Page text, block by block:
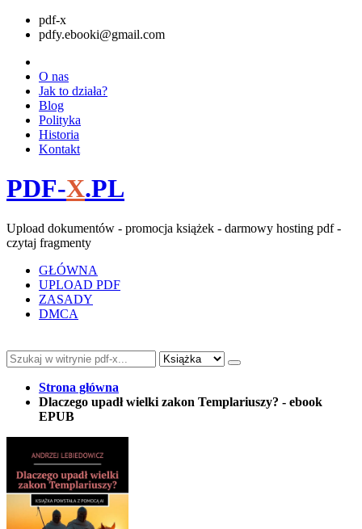
pdf-x
pdfy.ebooki@gmail.com
O nas
Jak to działa?
Blog
Polityka
Historia
Kontakt
PDF-X.PL
Upload dokumentów - promocja książek - darmowy hosting pdf -
czytaj fragmenty
GŁÓWNA
UPLOAD PDF
ZASADY
DMCA
Strona główna
Dlaczego upadł wielki zakon Templariuszy? - ebook
EPUB